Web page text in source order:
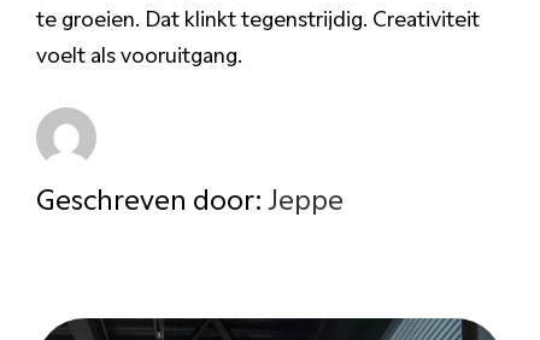
te groeien. Dat klinkt tegenstrijdig. Creativiteit
voelt als vooruitgang.
Geschreven door:Jeppe